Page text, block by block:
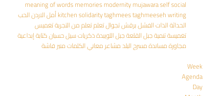
meaning of wordsmemoriesmodernitymujawaraselfsocial
kitchensolidaritytaghmeestaghmeesehwriting أملالاردنالحب
الحداثةالذاتالفشلبرقشتجوالتعلمتعلم من التجربةتغميس
تغميسةتنميةجبل القلعةجبل اللويبدةذكرياتسيل حسبانكتابة إبداعية
مجاورةمساندةمسرح البلدمشاعر معاني الكلماتمنير فاشة
Week
Agenda
Day